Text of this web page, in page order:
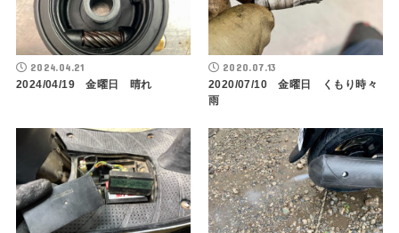
2024.04.21
2024/04/19 金曜日 晴れ
2020.07.13
2020/07/10 金曜日 くもり時々
雨